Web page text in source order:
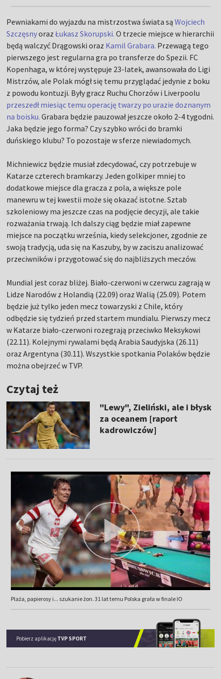
Pewniakami do wyjazdu na mistrzostwa świata sąWojciech
SzczęsnyorazŁukasz Skorupski. O trzecie miejsce w hierarchii
będą walczyć Drągowski oraz Kamil Grabara. Przewagą tego
pierwszego jest regularna gra po transferze do Spezii. FC
Kopenhaga, w której występuje 23-latek, awansowała do Ligi
Mistrzów, ale Polak mógł się temu przyglądać jedynie z boku
z powodu kontuzji. Były gracz Ruchu Chorzów i Liverpoolu
przeszedł miesiąc temu operację twarzy po urazie doznanym
na boisku. Grabara będzie pauzował jeszcze około 2-4 tygodni.
Jaka będzie jego forma? Czy szybko wróci do bramki
duńskiego klubu? To pozostaje w sferze niewiadomych.
Michniewicz będzie musiał zdecydować, czy potrzebuje w
Katarze czterech bramkarzy. Jeden golkiper mniej to
dodatkowe miejsce dla gracza z pola, a większe pole
manewru w tej kwestii może się okazać istotne. Sztab
szkoleniowy ma jeszcze czas na podjęcie decyzji, ale takie
rozważania trwają. Ich dalszy ciąg będzie miał zapewne
miejsce na początku września, kiedy selekcjoner, zgodnie ze
swoją tradycją, uda się na Kaszuby, by w zaciszu analizować
przeciwników i przygotować się do najbliższych meczów.
Mundial jest coraz bliżej. Biało-czerwoni w czerwcu zagrają w
Lidze Narodów z Holandią (22.09) oraz Walią (25.09). Potem
będzie już tylko jeden mecz towarzyski z Chile, który
odbędzie się tydzień przed startem mundialu. Pierwszy mecz
w Katarze biało-czerwoni rozegrają przeciwko Meksykowi
(22.11). Kolejnymi rywalami będą Arabia Saudyjska (26.11)
oraz Argentyna (30.11). Wszystkie spotkania Polaków będzie
można obejrzeć w TVP.
Czytaj też
"Lewy", Zieliński, ale i błysk
za oceanem [raport
kadrowiczów]
Plaża, papierosy i... szukanie żon. 31 lat temu Polska grała w finale IO
Pobierz aplikację TVP SPORT